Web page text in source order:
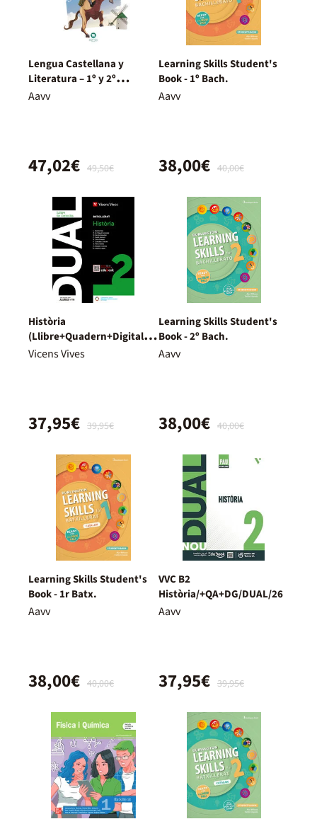
Lengua Castellana y
Literatura – 1º y 2º
Bachillerato – Nuevo
Aavv
49,50€
47,02€
Learning Skills Student's
Book - 1º Bach.
Aavv
40,00€
38,00€
Història
(Llibre+Quadern+Digital)
Dual
Vicens Vives
39,95€
37,95€
Learning Skills Student's
Book - 2º Bach.
Aavv
40,00€
38,00€
Learning Skills Student's
Book - 1r Batx.
Aavv
40,00€
38,00€
VVC B2
Història/+QA+DG/DUAL/26
Aavv
39,95€
37,95€